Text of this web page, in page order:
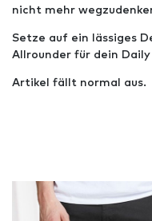
nicht mehr
Setze auf ein lässiges
Allrounder für dein Daily
Artikel fällt normal aus.